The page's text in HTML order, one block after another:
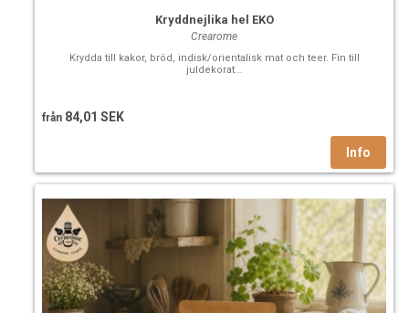
Kryddnejlika hel EKO
Crearome
Krydda till kakor, bröd, indisk/orientalisk mat och teer. Fin till
juldekorat...
från 84,01 SEK